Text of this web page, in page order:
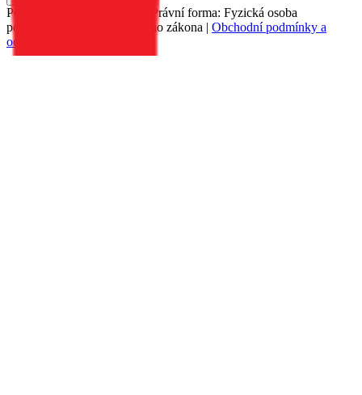
Petr Matyáš, IČ: 00705331, Právní forma: Fyzická osoba
podnikající dle živnostenského zákona | Obchodní podmínky a
ochrana osobních údajů